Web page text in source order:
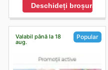
Deschideți broșura
Valabil până la 18
aug.
Popular